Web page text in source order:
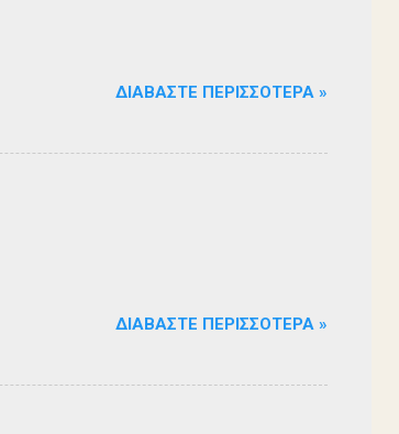
ΔΙΑΒΆΣΤΕ ΠΕΡΙΣΣΌΤΕΡΑ »
ΔΙΑΒΆΣΤΕ ΠΕΡΙΣΣΌΤΕΡΑ »